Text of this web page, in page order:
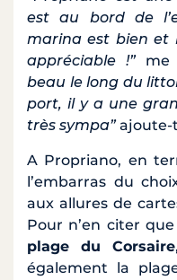
est au bord de
marina est bien et
appréciable !”me
beau le long du
port, il y a une
très sympa”ajoute-
A Propriano, en
l’embarras du
aux allures de
Pour n’en citer
plage du Corsaire
également la